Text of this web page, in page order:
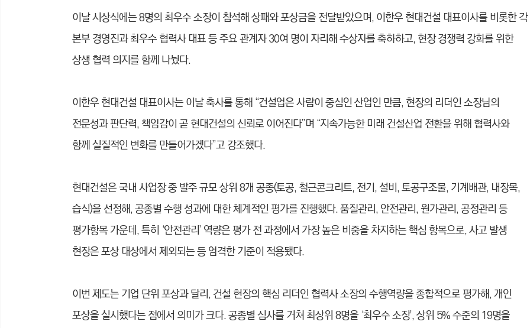
이날 시상식에는 8명의 최우수 소장이 참석해 상패와 포상금을 전달받았으며, 이한우 현대건설 대표이사를 비롯한 각
본부 경영진과 최우수 협력사 대표 등 주요 관계자 30여 명이 자리해 수상자를 축하하고, 현장 경쟁력 강화를 위한
상생 협력 의지를 함께 나눴다.
이한우 현대건설 대표이사는 이날 축사를 통해 “건설업은 사람이 중심인 산업인 만큼, 현장의 리더인 소장님의
전문성과 판단력, 책임감이 곧 현대건설의 신뢰로 이어진다”며 “지속가능한 미래 건설산업 전환을 위해 협력사와
함께 실질적인 변화를 만들어가겠다”고 강조했다.
현대건설은 국내 사업장 중 발주 규모 상위 8개 공종(토공, 철근콘크리트, 전기, 설비, 토공구조물, 기계배관, 내장목,
습식)을 선정해, 공종별 수행 성과에 대한 체계적인 평가를 진행했다. 품질관리, 안전관리, 원가관리, 공정관리 등
평가항목 가운데, 특히 ‘안전관리’ 역량은 평가 전 과정에서 가장 높은 비중을 차지하는 핵심 항목으로, 사고 발생
현장은 포상 대상에서 제외되는 등 엄격한 기준이 적용됐다.
이번 제도는 기업 단위 포상과 달리, 건설 현장의 핵심 리더인 협력사 소장의 수행역량을 종합적으로 평가해, 개인
포상을 실시했다는 점에서 의미가 크다. 공종별 심사를 거쳐 최상위 8명을 ‘최우수 소장’, 상위 5% 수준의 19명을